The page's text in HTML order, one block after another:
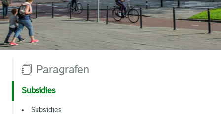
Paragrafen
Subsidies
Subsidies